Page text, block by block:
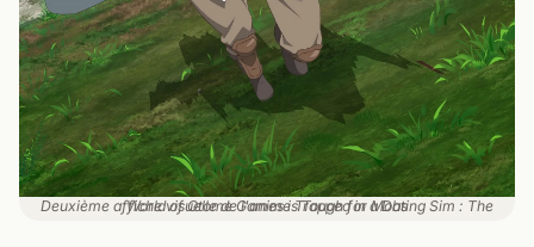
Deuxième affiche visuelle de l'anime Trapped in a Dating Sim : The World of Otome Games is Tough for Mobs